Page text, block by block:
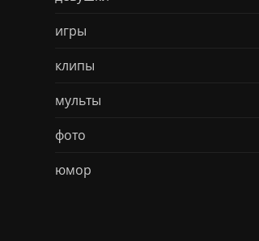
игры
клипы
мульты
фото
юмор